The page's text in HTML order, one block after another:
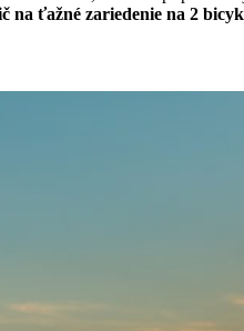
na ťažné zariedenie na 2